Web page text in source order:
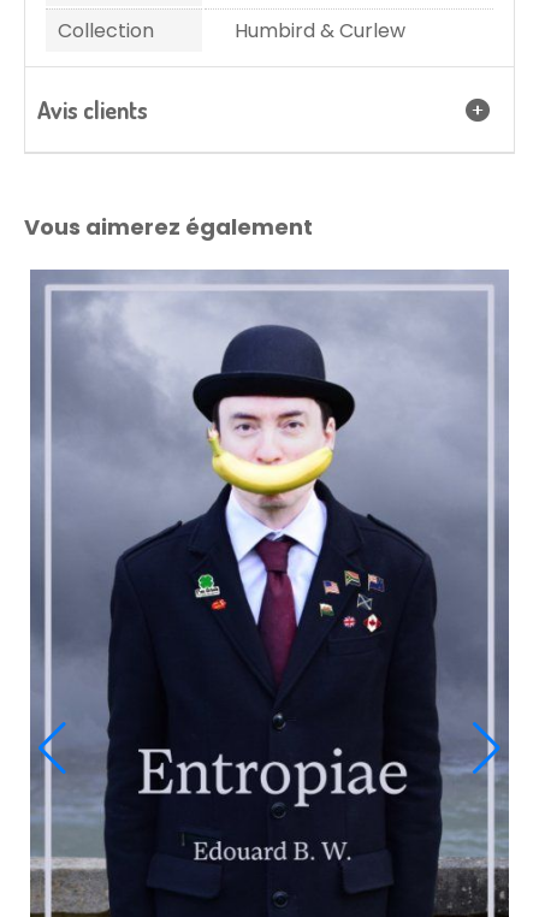
Collection
Humbird & Curlew
Avis clients
Vous aimerez également
eBook découverte